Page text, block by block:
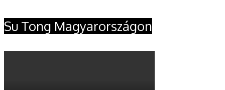
Su Tong Magyarországon